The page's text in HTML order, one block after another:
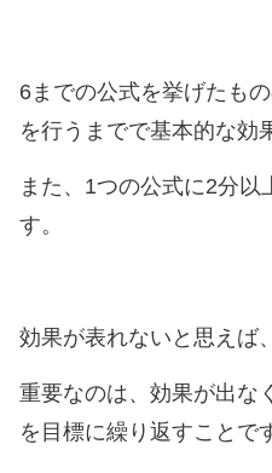
6までの公式を挙げたも
を行うまでで基本的な効
また、1つの公式に2分
す。
効果が表れないと思えば
重要なのは、効果が出な
を目標に繰り返すことで